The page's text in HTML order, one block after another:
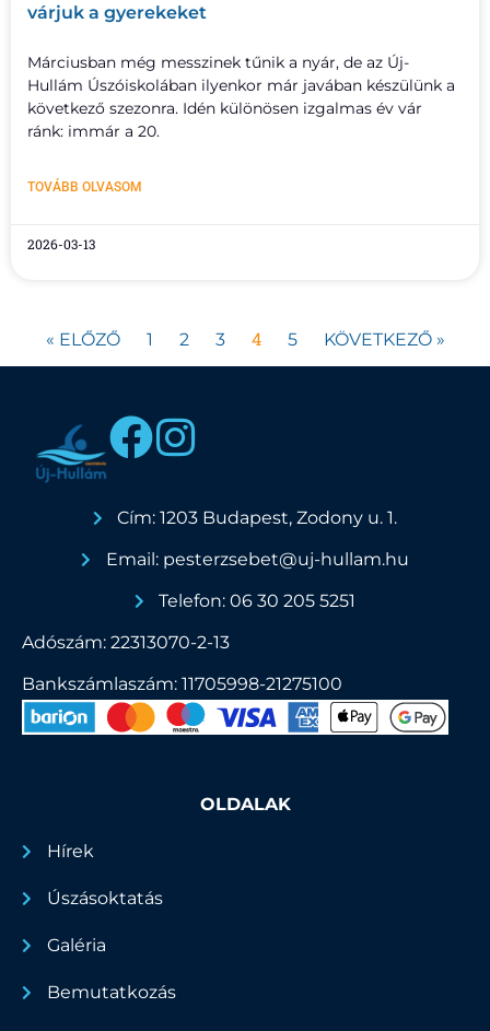
várjuk a gyerekeket
Márciusban még messzinek tűnik a nyár, de az Új-
Hullám Úszóiskolában ilyenkor már javában készülünk a
következő szezonra. Idén különösen izgalmas év vár
ránk: immár a 20.
TOVÁBB OLVASOM
2026-03-13
« ELŐZŐ 1 2 3 4 5 KÖVETKEZŐ »
Cím: 1203 Budapest, Zodony u. 1.
Email: pesterzsebet@uj-hullam.hu
Telefon: 06 30 205 5251
Adószám: 22313070-2-13
Bankszámlaszám: 11705998-21275100
OLDALAK
Hírek
Úszásoktatás
Galéria
Bemutatkozás